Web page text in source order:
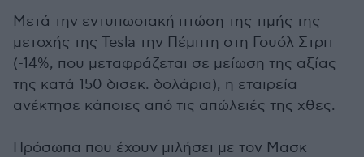
Μετά την εντυπωσιακή πτώση της τιμής της
μετοχής της Tesla την Πέμπτη στη Γουόλ Στριτ
(-14%, που μεταφράζεται σε μείωση της αξίας
της κατά 150 δισεκ. δολάρια), η εταιρεία
ανέκτησε κάποιες από τις απώλειές της χθες.
Πρόσωπα που έχουν μιλήσει με τον Μασκ